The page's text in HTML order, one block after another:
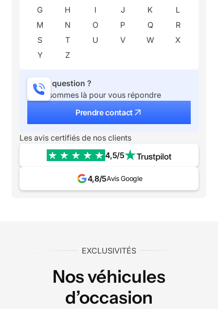
G
H I J K
L
M
N O P Q
R
S
T U V W
X
Y
Z
Une question ?
Nous sommes là pour vous répondre
Prendre contact
Les avis certifiés de nos clients
4,5/5
4,8/5Avis Google
EXCLUSIVITÉS
Nos véhicules
d’occasion